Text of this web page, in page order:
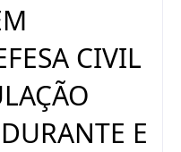
CIVIL
E